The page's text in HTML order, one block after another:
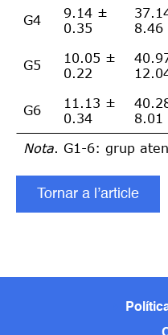
G4
9.14 ±
0.35
8.46
G5
10.05 ±
0.22
G6
11.13 ±
0.34
8.01
Nota . G1-6: grup
Tornar a l’article